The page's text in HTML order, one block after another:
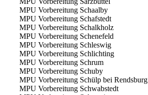
MPU Vorbereitung Schaalby
MPU Vorbereitung Schafstedt
MPU Vorbereitung Schalkholz
MPU Vorbereitung Schenefeld
MPU Vorbereitung Schleswig
MPU Vorbereitung Schlichting
MPU Vorbereitung Schrum
MPU Vorbereitung Schuby
MPU Vorbereitung Schülp bei Rendsburg
MPU Vorbereitung Schwabstedt